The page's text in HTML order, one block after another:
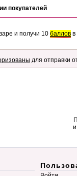
покупателей
и получи 10 баллов в
для отправки